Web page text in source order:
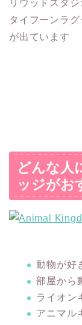
リウッドスタ
タイフーンラ
が出ています
どんな人
ッジがお
動物が好
部屋から
ライオン
アニマル